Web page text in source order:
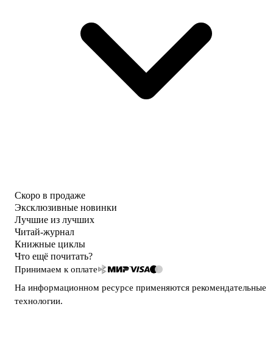
Скоро в продаже
Эксклюзивные новинки
Лучшие из лучших
Читай-журнал
Книжные циклы
Что ещё почитать?
Принимаем к оплате
На информационном ресурсе применяются рекомендательные
технологии.